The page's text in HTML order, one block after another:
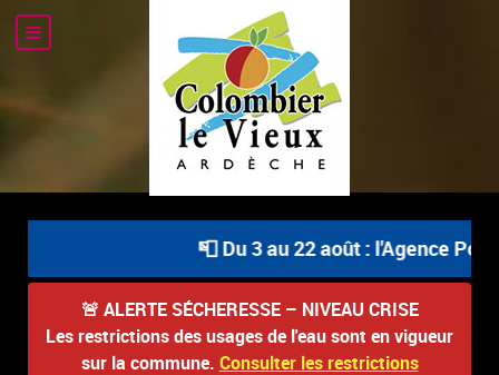
📮 Du 3 au 22 août : l'Agence
🚨 ALERTE SÉCHERESSE – NIVEAU CRISE
Les restrictions des usages de l'eau sont en vigueur
sur la commune. Consulter les restrictions